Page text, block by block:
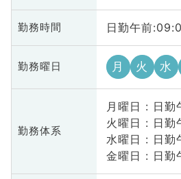
勤務時間 日勤午前
勤務曜日 月 火 水
勤務体系
月曜日 : 日勤
火曜日 : 日勤
水曜日 : 日勤
金曜日 : 日勤